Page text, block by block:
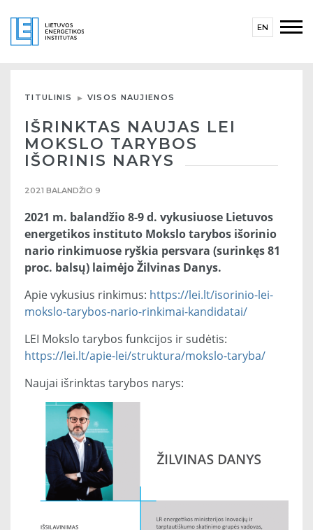
EN
TITULINIS VISOS NAUJIENOS
IŠRINKTAS NAUJAS LEI
MOKSLO TARYBOS
IŠORINIS NARYS
2021 BALANDŽIO 9
2021 m. balandžio 8-9 d. vykusiuose Lietuvos
energetikos instituto Mokslo tarybos išorinio
nario rinkimuose ryškia persvara (surinkęs 81
proc. balsų) laimėjo Žilvinas Danys.
Apie vykusius rinkimus: https://lei.lt/isorinio-lei-
mokslo-tarybos-nario-rinkimai-kandidatai/
LEI Mokslo tarybos funkcijos ir sudėtis:
https://lei.lt/apie-lei/struktura/mokslo-taryba/
Naujai išrinktas tarybos narys: